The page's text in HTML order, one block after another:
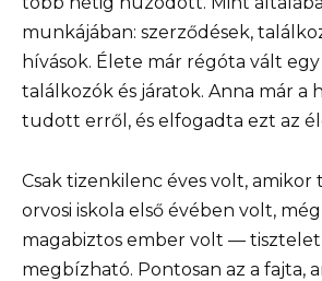
munkájában: szerződések,
hívások. Élete már régóta vált
találkozók és járatok. Anna már a
tudott erről, és elfogadta ezt az
Csak tizenkilenc éves volt, amikor
orvosi iskola első évében volt,
magabiztos ember volt —
megbízható. Pontosan az a fajta,